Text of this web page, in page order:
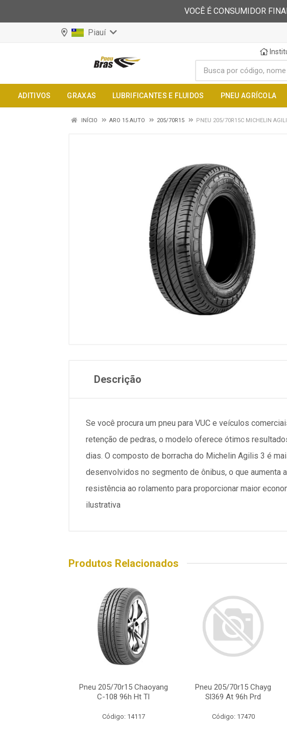
VOCÊ É CONSUMIDOR
Piauí
ADITIVOS GRAXAS LUBRIFICANTES E FLUIDOS PNEU AGRÍCOLA
INÍCIO ARO 15 AUTO 205/70R15 PNEU 205/70R15C MICHELIN
Descrição
Se você procura um pneu para VUC e veículos
retenção de pedras, o modelo oferece ótimos
dias. O composto de borracha do Michelin Agilis 3 é
desenvolvidos no segmento de ônibus, o que aumenta
resistência ao rolamento para proporcionar maior
ilustrativa
Produtos Relacionados
Pneu 205/70r15 Chaoyang
C-108 96h Ht Tl
Código: 14117
Pneu 205/70r15 Chayg
Sl369 At 96h Prd
Código: 17470